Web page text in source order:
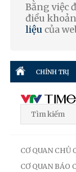
Bằng việc
điều
liệu của
CHÍNH TRỊ
CƠ QUAN CHỦ
CƠ QUAN BÁO